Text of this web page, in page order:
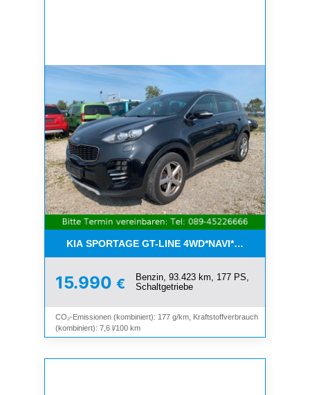
KIA SPORTAGE GT-LINE
15.990 €
Benzin, 93.423 km, 177 PS,
Schaltgetriebe
CO₂-Emissionen (kombiniert): 177 g/km, Kraftstoffverbrauch
(kombiniert): 7,6 l/100 km